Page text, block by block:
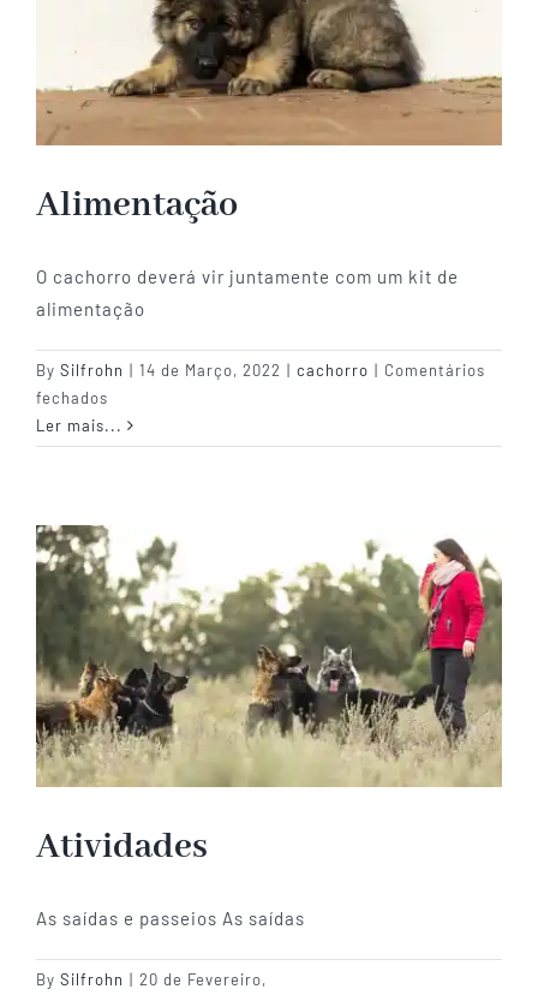
Alimentação
O cachorro deverá vir juntamente com um kit de
alimentação
By Silfrohn | 14 de Março, 2022 | cachorro | Comentários
fechados
Alimentação
Ler mais...
Atividades
As saídas e passeios As saídas
By Silfrohn | 20 de Fevereiro,